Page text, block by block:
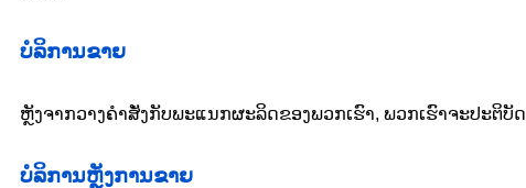
ບໍລິການຂາຍ
ຫຼັງຈາກວາງຄໍາສັ່ງກັບພະແນກຜະລິດຂອງພວກເຮົາ, ພວກເຮົາຈະປະຕິ
ບໍລິການຫຼັງການຂາຍ